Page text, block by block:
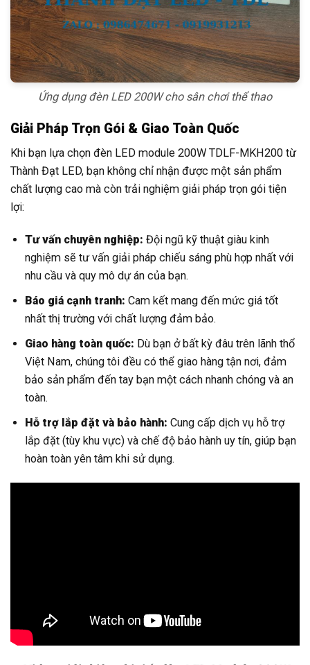
Ứng dụng đèn LED 200W cho sân chơi thể thao
Giải Pháp Trọn Gói & Giao Toàn Quốc
Khi bạn lựa chọn đèn LED module 200W TDLF-MKH200 từ
Thành Đạt LED, bạn không chỉ nhận được một sản phẩm
chất lượng cao mà còn trải nghiệm giải pháp trọn gói tiện
lợi:
Tư vấn chuyên nghiệp: Đội ngũ kỹ thuật giàu kinh
nghiệm sẽ tư vấn giải pháp chiếu sáng phù hợp nhất với
nhu cầu và quy mô dự án của bạn.
Báo giá cạnh tranh: Cam kết mang đến mức giá tốt
nhất thị trường với chất lượng đảm bảo.
Giao hàng toàn quốc: Dù bạn ở bất kỳ đâu trên lãnh thổ
Việt Nam, chúng tôi đều có thể giao hàng tận nơi, đảm
bảo sản phẩm đến tay bạn một cách nhanh chóng và an
toàn.
Hỗ trợ lắp đặt và bảo hành: Cung cấp dịch vụ hỗ trợ
lắp đặt (tùy khu vực) và chế độ bảo hành uy tín, giúp bạn
hoàn toàn yên tâm khi sử dụng.